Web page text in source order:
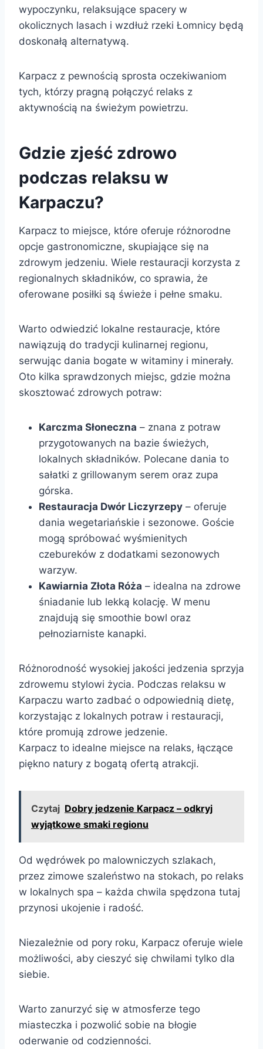
wypoczynku, relaksujące spacery w
okolicznych lasach i wzdłuż rzeki Łomnicy będą
doskonałą alternatywą.
Karpacz z pewnością sprosta oczekiwaniom
tych, którzy pragną połączyć relaks z
aktywnością na świeżym powietrzu.
Gdzie zjeść zdrowo
podczas relaksu w
Karpaczu?
Karpacz to miejsce, które oferuje różnorodne
opcje gastronomiczne, skupiające się na
zdrowym jedzeniu. Wiele restauracji korzysta z
regionalnych składników, co sprawia, że
oferowane posiłki są świeże i pełne smaku.
Warto odwiedzić lokalne restauracje, które
nawiązują do tradycji kulinarnej regionu,
serwując dania bogate w witaminy i minerały.
Oto kilka sprawdzonych miejsc, gdzie można
skosztować zdrowych potraw:
Karczma Słoneczna – znana z potraw
przygotowanych na bazie świeżych,
lokalnych składników. Polecane dania to
sałatki z grillowanym serem oraz zupa
górska.
Restauracja Dwór Liczyrzepy – oferuje
dania wegetariańskie i sezonowe. Goście
mogą spróbować wyśmienitych
czebureków z dodatkami sezonowych
warzyw.
Kawiarnia Złota Róża – idealna na zdrowe
śniadanie lub lekką kolację. W menu
znajdują się smoothie bowl oraz
pełnoziarniste kanapki.
Różnorodność wysokiej jakości jedzenia sprzyja
zdrowemu stylowi życia. Podczas relaksu w
Karpaczu warto zadbać o odpowiednią dietę,
korzystając z lokalnych potraw i restauracji,
które promują zdrowe jedzenie.
Karpacz to idealne miejsce na relaks, łączące
piękno natury z bogatą ofertą atrakcji.
Czytaj Dobry jedzenie Karpacz – odkryj
wyjątkowe smaki regionu
Od wędrówek po malowniczych szlakach,
przez zimowe szaleństwo na stokach, po relaks
w lokalnych spa – każda chwila spędzona tutaj
przynosi ukojenie i radość.
Niezależnie od pory roku, Karpacz oferuje wiele
możliwości, aby cieszyć się chwilami tylko dla
siebie.
Warto zanurzyć się w atmosferze tego
miasteczka i pozwolić sobie na błogie
oderwanie od codzienności.